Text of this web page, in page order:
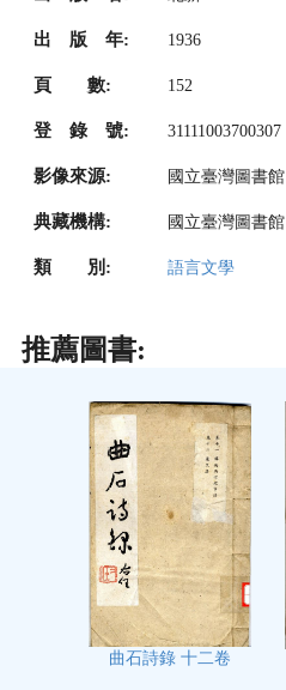
出 版 年: 1936
頁 數: 152
登 錄 號: 31111003700307
影像來源: 國立臺灣圖書館
典藏機構: 國立臺灣圖書館
類 別: 語言文學
推薦圖書:
曲石詩錄 十二卷